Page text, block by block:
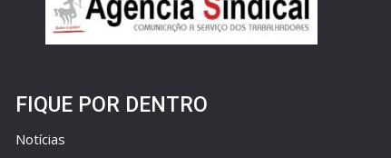
FIQUE POR DENTRO
Notícias